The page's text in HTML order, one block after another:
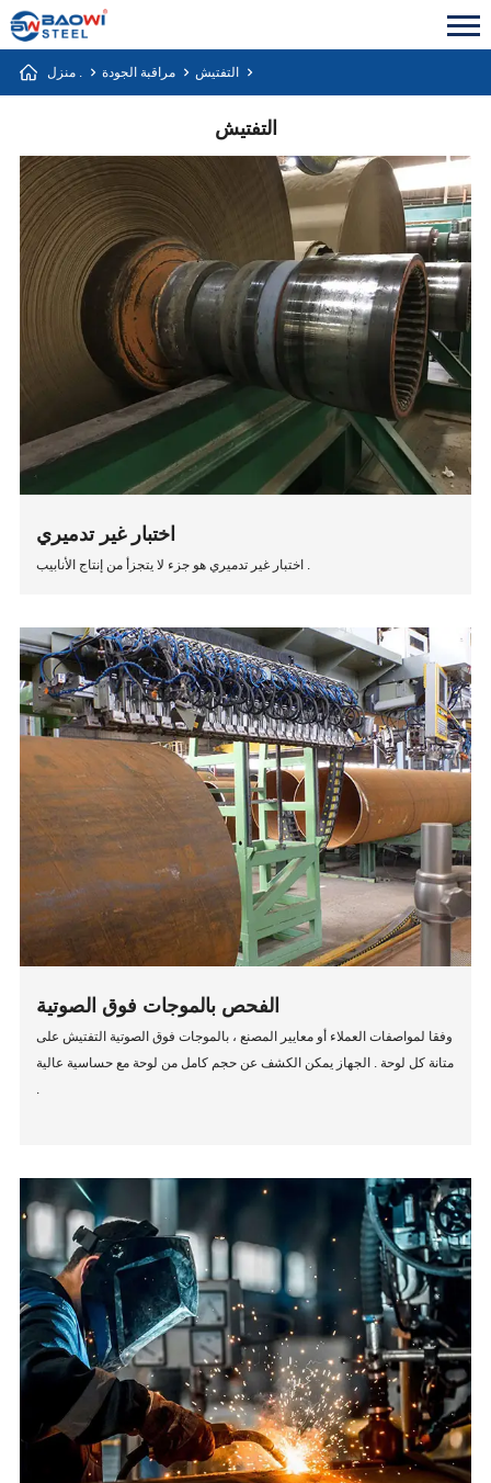
منزل . مراقبة الجودة التفتيش
التفتيش
اختبار غير تدميري
اختبار غير تدميري هو جزء لا يتجزأ من إنتاج الأنابيب .
الفحص بالموجات فوق الصوتية
وفقا لمواصفات العملاء أو معايير المصنع ، بالموجات فوق الصوتية التفتيش على
متانة كل لوحة . الجهاز يمكن الكشف عن حجم كامل من لوحة مع حساسية عالية
.